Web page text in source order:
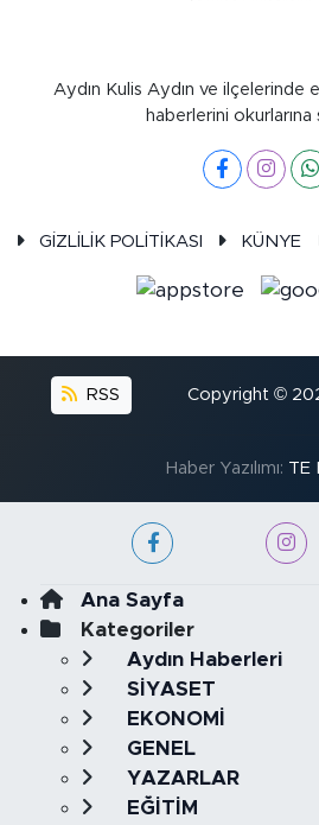
Aydın Kulis Aydın ve ilçelerinde
haberlerini okurlarına
GİZLİLİK POLİTİKASI KÜNYE
RSS Copyright ©
Haber Yazılımı: TE
Ana Sayfa
Kategoriler
Aydın Haberleri
SİYASET
EKONOMİ
GENEL
YAZARLAR
EĞİTİM